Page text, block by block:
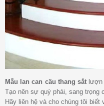
Mẫu lan can cầu thang sắt lượn
Tạo nên sự quý phái, sang trọng
Hãy liên hệ và cho chúng tôi biết